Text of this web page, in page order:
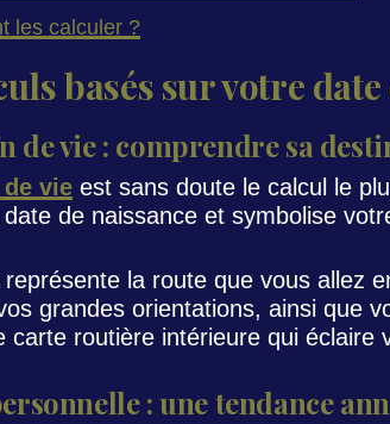
les calculer ?
basés sur votre
de vie : comprendre sa
vie est sans doute le calcul le
de naissance et symbolise
représente la route que vous allez
grandes orientations, ainsi que
carte routière intérieure qui éclaire
: une tendance